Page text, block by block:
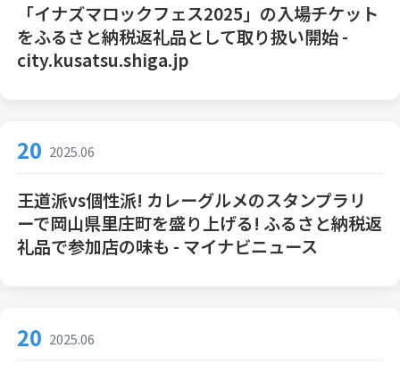
「イナズマロックフェス2025」の入場チケット
をふるさと納税返礼品として取り扱い開始 -
city.kusatsu.shiga.jp
20 2025.06
王道派vs個性派! カレーグルメのスタンプラリ
ーで岡山県里庄町を盛り上げる! ふるさと納税返
礼品で参加店の味も - マイナビニュース
20 2025.06